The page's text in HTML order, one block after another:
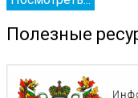
Полезные